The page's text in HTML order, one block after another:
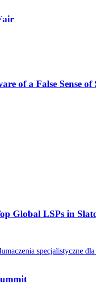
of a False Sense of
Global LSPs in